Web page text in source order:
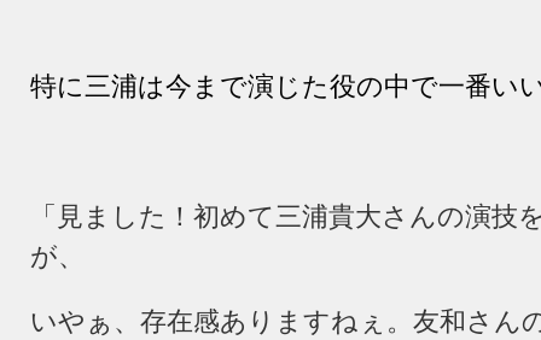
特に三浦は今まで演じた役の中で一番い
「見ました！初めて三浦貴大さんの演技
が、
いやぁ、存在感ありますねぇ。友和さん